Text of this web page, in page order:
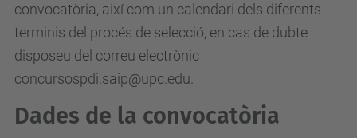
convocatòria, així com un calendari dels diferents
terminis del procés de selecció, en cas de dubte
disposeu del correu electrònic
concursospdi.saip@upc.edu.
Dades de la convocatòria